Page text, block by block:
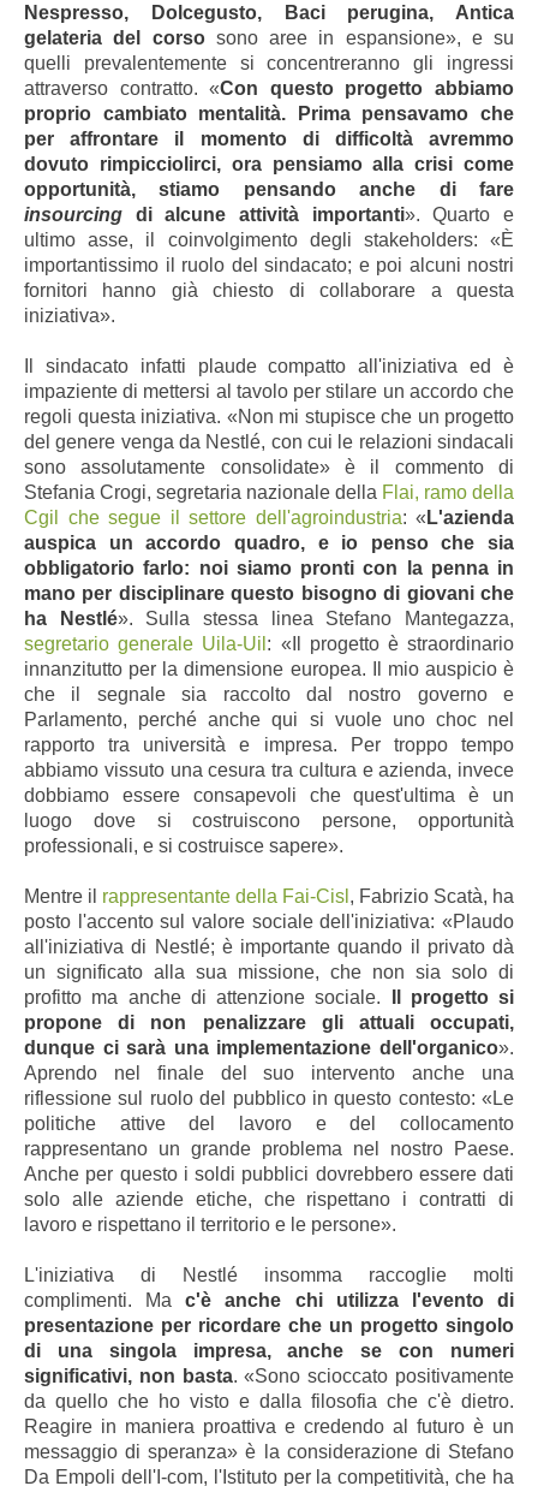
Nespresso, Dolcegusto, Baci perugina, Antica
gelateria del corso sono aree in espansione», e su
quelli prevalentemente si concentreranno gli ingressi
attraverso contratto. «Con questo progetto abbiamo
proprio cambiato mentalità. Prima pensavamo che
per affrontare il momento di difficoltà avremmo
dovuto rimpicciolirci, ora pensiamo alla crisi come
opportunità, stiamo pensando anche di fare
insourcing di alcune attività importanti». Quarto e
ultimo asse, il coinvolgimento degli stakeholders: «È
importantissimo il ruolo del sindacato; e poi alcuni nostri
fornitori hanno già chiesto di collaborare a questa
iniziativa».
Il sindacato infatti plaude compatto all'iniziativa ed è
impaziente di mettersi al tavolo per stilare un accordo che
regoli questa iniziativa. «Non mi stupisce che un progetto
del genere venga da Nestlé, con cui le relazioni sindacali
sono assolutamente consolidate» è il commento di
Stefania Crogi, segretaria nazionale della Flai, ramo della
Cgil che segue il settore dell'agroindustria: « L'azienda
auspica un accordo quadro, e io penso che sia
obbligatorio farlo: noi siamo pronti con la penna in
mano per disciplinare questo bisogno di giovani che
ha Nestlé». Sulla stessa linea Stefano Mantegazza,
segretario generale Uila-Uil : «Il progetto è straordinario
innanzitutto per la dimensione europea. Il mio auspicio è
che il segnale sia raccolto dal nostro governo e
Parlamento, perché anche qui si vuole uno choc nel
rapporto tra università e impresa. Per troppo tempo
abbiamo vissuto una cesura tra cultura e azienda, invece
dobbiamo essere consapevoli che quest'ultima è un
luogo dove si costruiscono persone, opportunità
professionali, e si costruisce sapere».
Mentre il rappresentante della Fai-Cisl , Fabrizio Scatà, ha
posto l'accento sul valore sociale dell'iniziativa: «Plaudo
all'iniziativa di Nestlé; è importante quando il privato dà
un significato alla sua missione, che non sia solo di
profitto ma anche di attenzione sociale.
Il progetto si
propone di non penalizzare gli attuali occupati,
dunque ci sarà una implementazione dell'organico».
Aprendo nel finale del suo intervento anche una
riflessione sul ruolo del pubblico in questo contesto: «Le
politiche attive del lavoro e del collocamento
rappresentano un grande problema nel nostro Paese.
Anche per questo i soldi pubblici dovrebbero essere dati
solo alle aziende etiche, che rispettano i contratti di
lavoro e rispettano il territorio e le persone».
L'iniziativa di Nestlé insomma raccoglie molti
complimenti. Mac'è anche chi utilizza l'evento di
presentazione per ricordare che un progetto singolo
di una singola impresa, anche se con numeri
significativi, non basta. «Sono scioccato positivamente
da quello che ho visto e dalla filosofia che c'è dietro.
Reagire in maniera proattiva e credendo al futuro è un
messaggio di speranza» è la considerazione di Stefano
Da Empoli dell'I-com, l'Istituto per la competitività, che ha